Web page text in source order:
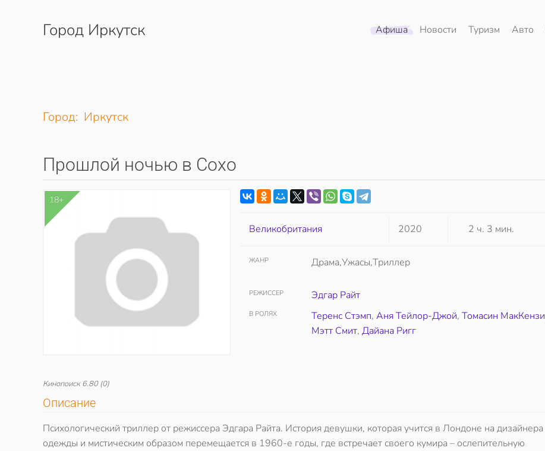
Перейти к содержимому
Город Иркутск Афиша Новости Туризм Авто
Город: Иркутск
Прошлой ночью в Сохо
18+
Кинопоиск 6.80(0)
Великобритания 2020 2 ч. 3 мин.
ЖАНР Драма,Ужасы,Триллер
РЕЖИССЕР Эдгар Райт
В РОЛЯХ Теренс Стэмп,Аня Тейлор-Джой,Томасин МакКензи
Мэтт Смит,Дайана Ригг
Описание
Психологический триллер от режиссера Эдгара Райта. История девушки, которая учится в Лондоне на дизайнера
одежды и мистическим образом перемещается в 1960-е годы, где встречает своего кумира – ослепительную